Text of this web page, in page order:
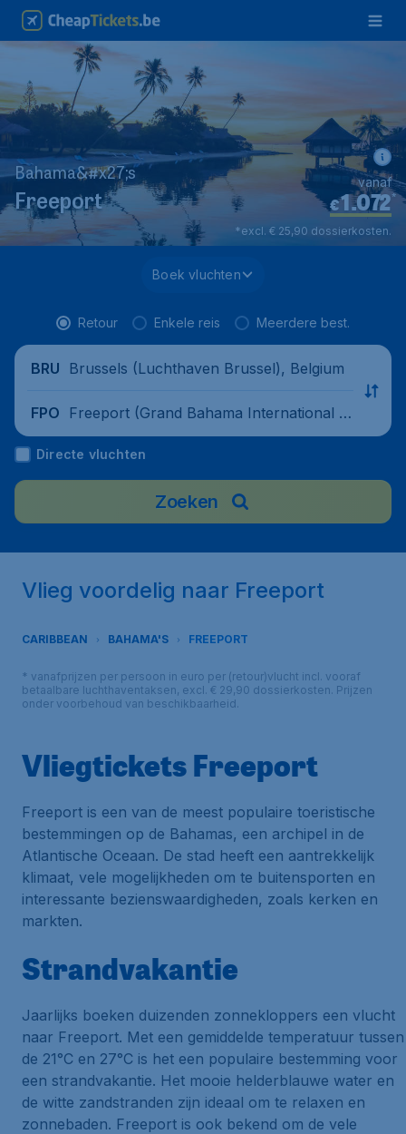
Bahama&#x27;s
Freeport €1.072*
vanaf
*excl. € 25,90 dossierkosten.
Boek vluchten
Retour Enkele reis Meerdere best.
BRU Brussels (Luchthaven Brussel), Belgium
FPO Freeport (Grand Bahama International Ai
rport), Bahamas
Directe vluchten
Zoeken
Vlieg voordelig naar Freeport
CARIBBEAN BAHAMA'S FREEPORT
* vanafprijzen per persoon in euro per (retour)vlucht incl. vooraf
betaalbare luchthaventaksen, excl. € 29,90 dossierkosten. Prijzen
onder voorbehoud van beschikbaarheid.
Vliegtickets Freeport
Freeport is een van de meest populaire toeristische
bestemmingen op de Bahamas, een archipel in de
Atlantische Oceaan. De stad heeft een aantrekkelijk
klimaat, vele mogelijkheden om te buitensporten en
interessante bezienswaardigheden, zoals kerken en
markten.
Strandvakantie
Jaarlijks boeken duizenden zonnekloppers een vlucht
naar Freeport. Met een gemiddelde temperatuur tussen
de 21°C en 27°C is het een populaire bestemming voor
een strandvakantie. Het mooie helderblauwe water en
de witte zandstranden zijn ideaal om te relaxen en
zonnebaden. Freeport is ook bekend om de vele